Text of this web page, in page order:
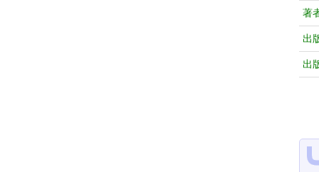
著
出
出